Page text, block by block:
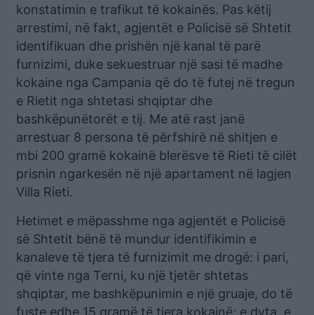
konstatimin e trafikut të kokainës. Pas këtij
arrestimi, në fakt, agjentët e Policisë së Shtetit
identifikuan dhe prishën një kanal të parë
furnizimi, duke sekuestruar një sasi të madhe
kokaine nga Campania që do të futej në tregun
e Rietit nga shtetasi shqiptar dhe
bashkëpunëtorët e tij. Me atë rast janë
arrestuar 8 persona të përfshirë në shitjen e
mbi 200 gramë kokainë blerësve të Rieti të cilët
prisnin ngarkesën në një apartament në lagjen
Villa Rieti.
Hetimet e mëpasshme nga agjentët e Policisë
së Shtetit bënë të mundur identifikimin e
kanaleve të tjera të furnizimit me drogë: i pari,
që vinte nga Terni, ku një tjetër shtetas
shqiptar, me bashkëpunimin e një gruaje, do të
fuste edhe 15 gramë të tjera kokainë; e dyta, e